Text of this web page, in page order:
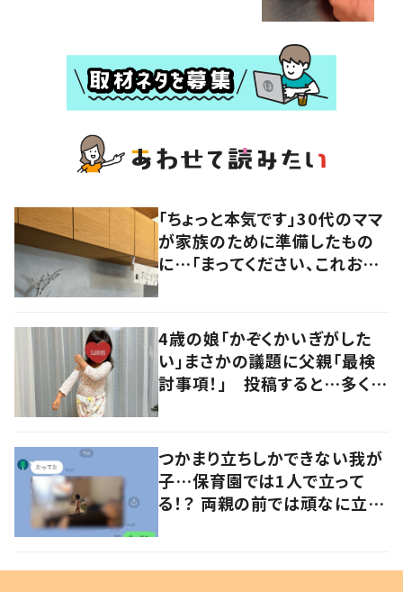
「ちょっと本気です」30代のママ
が家族のために準備したもの
に…「まってください、これお
4歳の娘「かぞくかいぎがした
い」まさかの議題に父親「最検
討事項！」 投稿すると…多くの
つかまり立ちしかできない我が
子…保育園では1人で立って
る！？ 両親の前では頑なに立た